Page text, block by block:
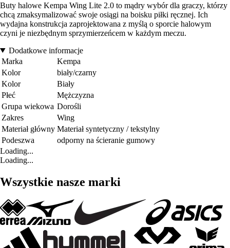
Buty halowe Kempa Wing Lite 2.0 to mądry wybór dla graczy, którzy
chcą zmaksymalizować swoje osiągi na boisku piłki ręcznej. Ich
wydajna konstrukcja zaprojektowana z myślą o sporcie halowym
czyni je niezbędnym sprzymierzeńcem w każdym meczu.
Dodatkowe informacje
Marka
Kempa
Kolor
biały/czarny
Kolor
Biały
Płeć
Mężczyzna
Grupa wiekowa Dorośli
Zakres
Wing
Materiał główny Materiał syntetyczny / tekstylny
Podeszwa
odporny na ścieranie gumowy
Loading...
Loading...
Wszystkie nasze marki